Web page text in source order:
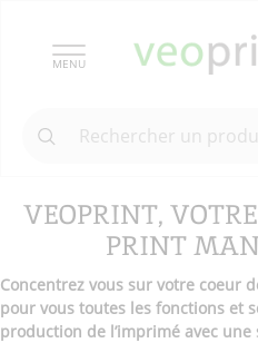
MENU
VEOPRINT,
PRINT
Concentrez vous sur votre coeur
pour vous toutes les fonctions et
production de l’imprimé avec